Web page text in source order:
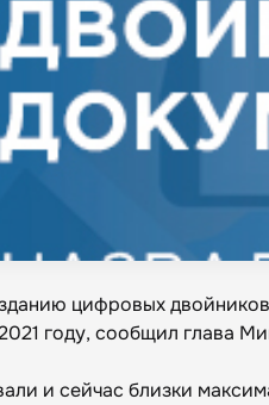
цифровых
2021 году, сообщил глава
и сейчас близки